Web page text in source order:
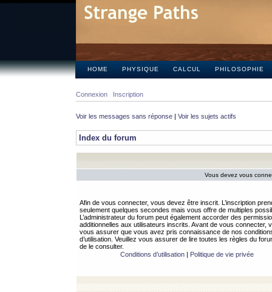
HOME PHYSIQUE CALCUL PHILOSOPHIE
Connexion Inscription
Voir les messages sans réponse | Voir les sujets actifs
Index du forum
Vous devez vous
Afin de vous connecter, vous devez être inscrit. L’inscription
seulement quelques secondes mais vous offre de multiples
L’administrateur du forum peut également accorder des
additionnelles aux utilisateurs inscrits. Avant de vous connecter,
vous assurer que vous avez pris connaissance de nos
d’utilisation. Veuillez vous assurer de lire toutes les règles du
de le consulter.
Conditions d’utilisation| Politique de vie privée